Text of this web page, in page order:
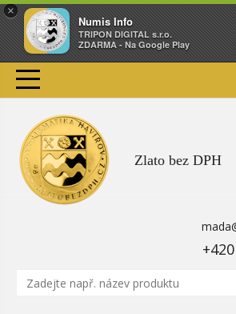
×
Numis Info
TRIPON DIGITAL s.r.o.
ZDARMA - Na Google Play
Zlato bez DPH